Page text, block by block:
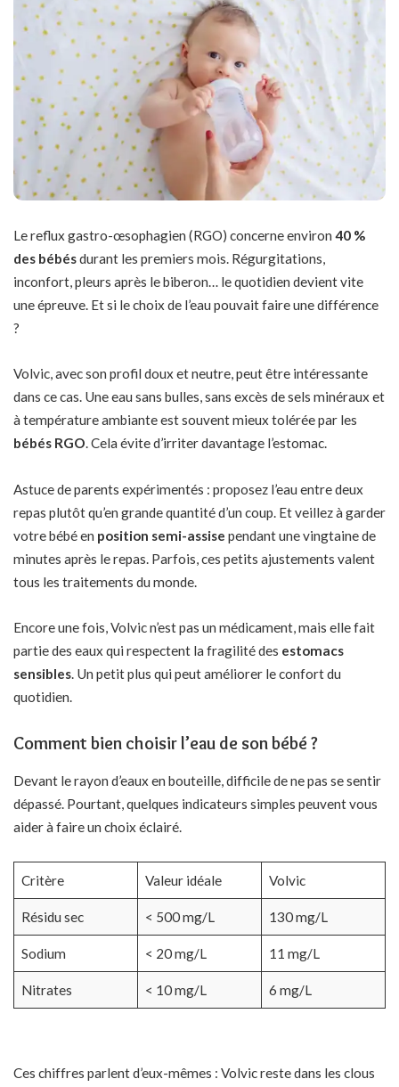
Le reflux gastro-œsophagien (RGO) concerne environ 40 %
des bébésdurant les premiers mois. Régurgitations,
inconfort, pleurs après le biberon… le quotidien devient vite
une épreuve. Et si le choix de l’eau pouvait faire une différence
?
Volvic, avec son profil doux et neutre, peut être intéressante
dans ce cas. Une eau sans bulles, sans excès de sels minéraux et
à température ambiante est souvent mieux tolérée par les
bébés RGO. Cela évite d’irriter davantage l’estomac.
Astuce de parents expérimentés : proposez l’eau entre deux
repas plutôt qu’en grande quantité d’un coup. Et veillez à garder
votre bébé en position semi-assise pendant une vingtaine de
minutes après le repas. Parfois, ces petits ajustements valent
tous les traitements du monde.
Encore une fois, Volvic n’est pas un médicament, mais elle fait
partie des eaux qui respectent la fragilité des estomacs
sensibles. Un petit plus qui peut améliorer le confort du
quotidien.
Comment bien choisir l’eau de son bébé ?
Devant le rayon d’eaux en bouteille, difficile de ne pas se sentir
dépassé. Pourtant, quelques indicateurs simples peuvent vous
aider à faire un choix éclairé.
Critère Valeur idéale Volvic
Résidu sec < 500 mg/L 130 mg/L
Sodium < 20 mg/L 11 mg/L
Nitrates < 10 mg/L 6 mg/L
Ces chiffres parlent d’eux-mêmes : Volvic reste dans les clous